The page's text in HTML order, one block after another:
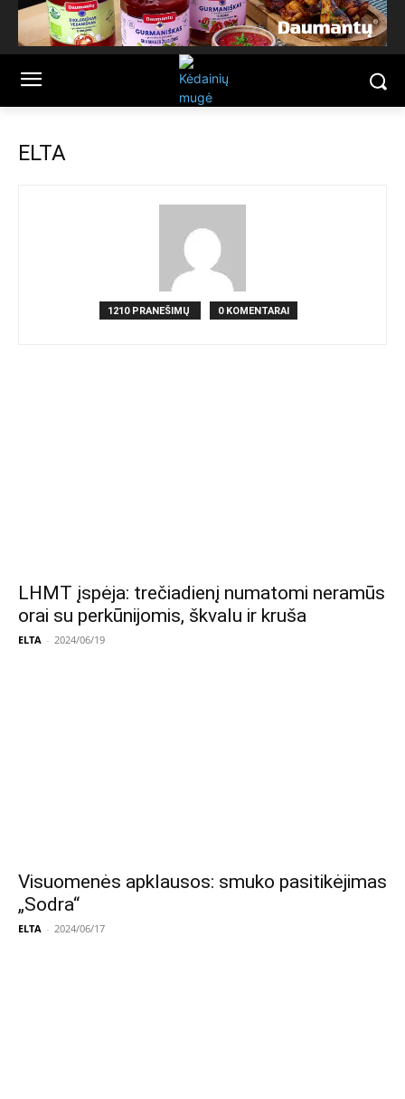
ELTA
1210 PRANEŠIMŲ 0 KOMENTARAI
LHMT įspėja: trečiadienį numatomi neramūs
orai su perkūnijomis, škvalu ir kruša
ELTA - 2024/06/19
Visuomenės apklausos: smuko pasitikėjimas
„Sodra“
ELTA - 2024/06/17